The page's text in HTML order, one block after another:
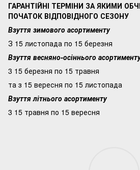
ГАРАНТІЙНІ ТЕРМІНИ ЗА ЯКИМИ
ПОЧАТОК ВІДПОВІДНОГО СЕЗОНУ
Взуття зимового асортименту
З 15 листопада по 15 березня
Взуття весняно-осіннього
3 15 березня по 15 травня
та з 15 вересня по 15 листопада
Взуття літнього асортименту
3 15 травня по 15 вересня